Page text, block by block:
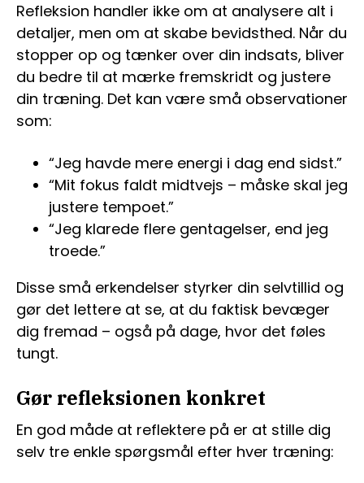
Refleksion handler ikke om at analysere alt i
detaljer, men om at skabe bevidsthed. Når du
stopper op og tænker over din indsats, bliver
du bedre til at mærke fremskridt og justere
din træning. Det kan være små observationer
som:
“Jeg havde mere energi i dag end sidst.”
“Mit fokus faldt midtvejs – måske skal jeg
justere tempoet.”
“Jeg klarede flere gentagelser, end jeg
troede.”
Disse små erkendelser styrker din selvtillid og
gør det lettere at se, at du faktisk bevæger
dig fremad – også på dage, hvor det føles
tungt.
Gør refleksionen konkret
En god måde at reflektere på er at stille dig
selv tre enkle spørgsmål efter hver træning: